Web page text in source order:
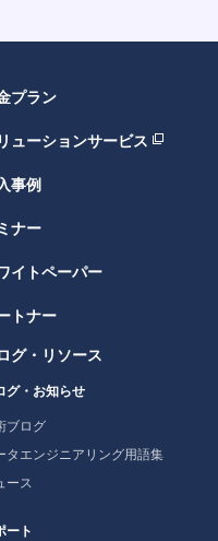
プラン
ューションサービス
事例
ナー
イトペーパー
トナー
グ・リソース
グ・お知らせ
ブログ
タエンジニアリング用語集
ース
ート